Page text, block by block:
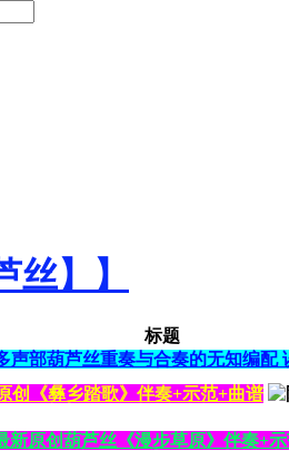
丝】】
标题
声部葫芦丝重奏与合奏的无知编配
创《彝乡踏歌》伴奏+示范+曲谱
新原创葫芦丝《漫步草原》伴奏+